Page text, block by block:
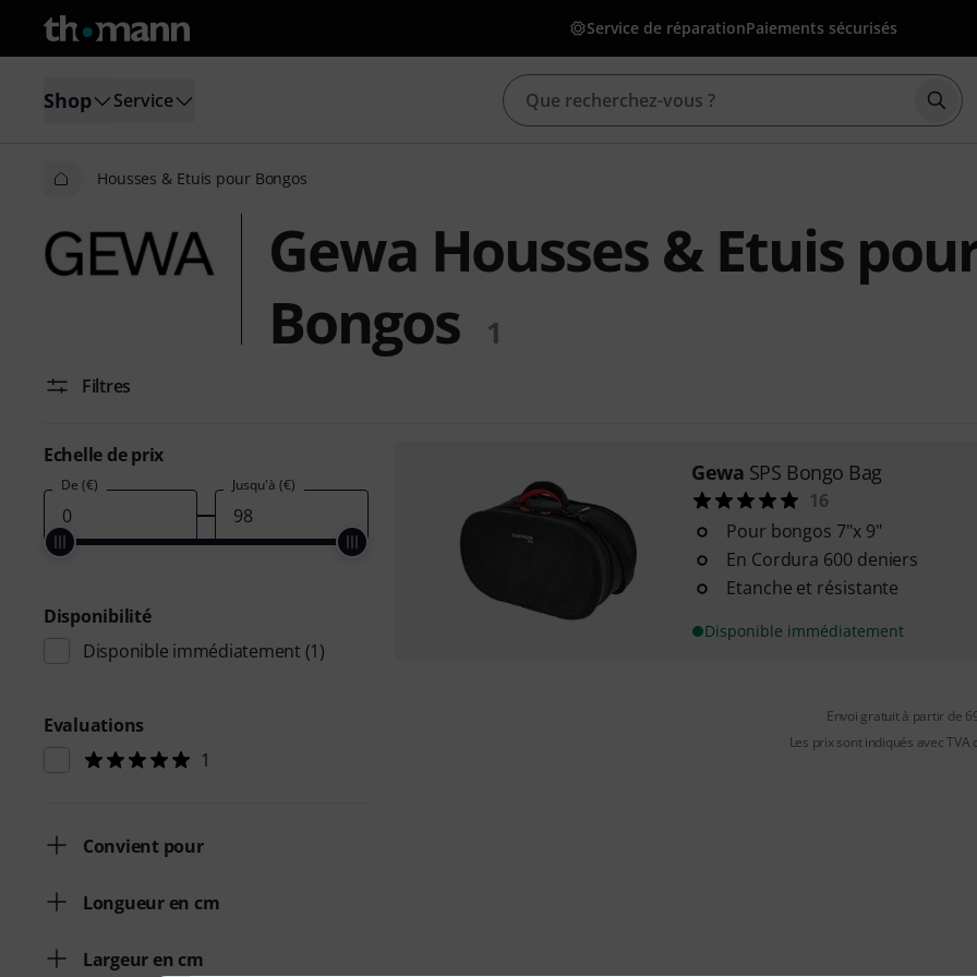
Service de réparationPaiements sécurisés
Shop Service
Housses & Etuis pour Bongos
Gewa Housses & Etuis
Bongos
1
Filtres
Echelle de prix
De (€) Jusqu'à (€)
Disponibilité
Disponible immédiatement (1)
Evaluations
1
Convient pour
Longueur en cm
Largeur en cm
Gewa SPS Bongo Bag
16
Pour bongos 7"x 9"
En Cordura 600 deniers
Etanche et résistante
Disponible immédiatement
Envoi gratuit à partir de
Les prix sont indiqués avec TVA